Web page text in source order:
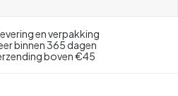
en verpakking
binnen 365 dagen
boven €45